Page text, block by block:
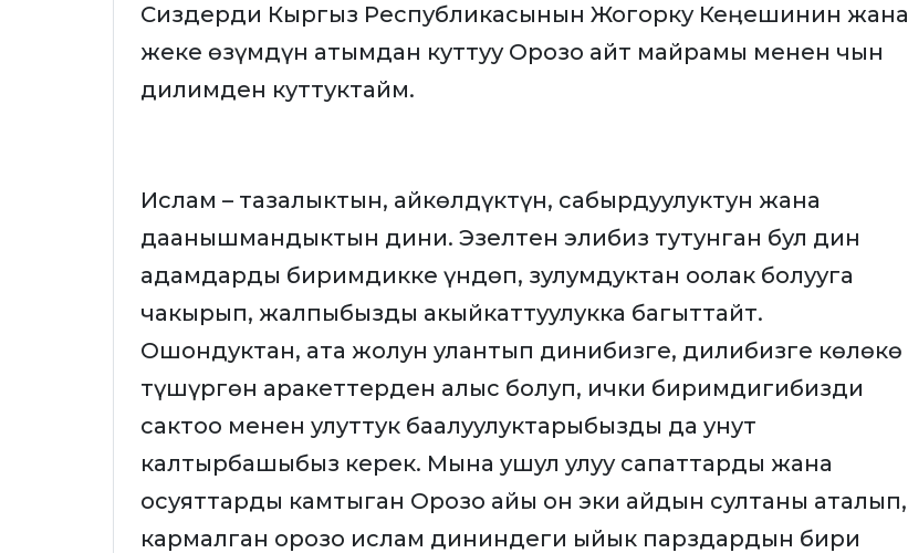
Сиздерди Кыргыз Республикасынын Жогорку Кеӊешинин жана
жеке өзүмдүн атымдан куттуу Орозо айт майрамы менен чын
дилимден куттуктайм.
Ислам – тазалыктын, айкөлдүктүн, сабырдуулуктун жана
даанышмандыктын дини. Эзелтен элибиз тутунган бул дин
адамдарды биримдикке үндөп, зулумдуктан оолак болууга
чакырып, жалпыбызды акыйкаттуулукка багыттайт.
Ошондуктан, ата жолун улантып динибизге, дилибизге көлөкө
түшүргөн аракеттерден алыс болуп, ички биримдигибизди
сактоо менен улуттук баалуулуктарыбызды да унут
калтырбашыбыз керек. Мына ушул улуу сапаттарды жана
осуяттарды камтыган Орозо айы он эки айдын султаны аталып,
кармалган орозо ислам дининдеги ыйык парздардын бири